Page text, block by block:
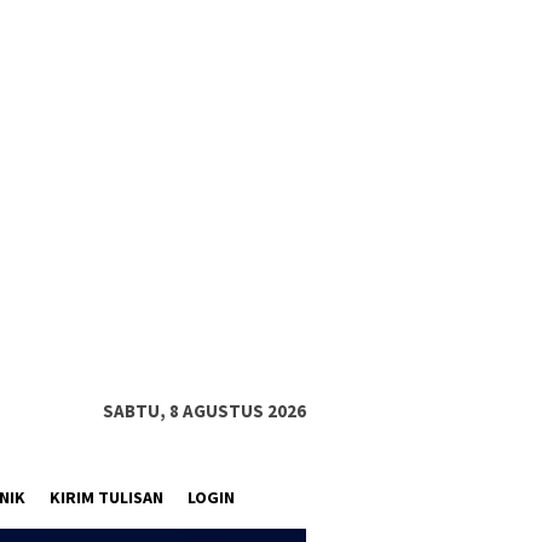
SABTU, 8 AGUSTUS 2026
KIRIM TULISAN LOGIN